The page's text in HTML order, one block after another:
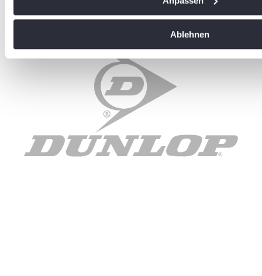
Erfahren Sie mehr darüber, wie Ihre persönlichen Daten
soziale Medien anbieten zu können und die Zugriffe auf
analysieren. Außerdem geben wir Informationen zu Ihrer
an unsere Partner für soziale Medien, Werbung und
führen diese Informationen möglicherweise mit weiteren
ihnen bereitgestellt haben oder die sie im Rahmen Ihrer
gesammelt haben. Die Cookie-Einstellungenkönnen
Footer aufgerufen und angepasst werden.
Ablehnen